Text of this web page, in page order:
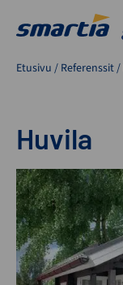
Oy
Etusivu / Referenssit/
Huvila